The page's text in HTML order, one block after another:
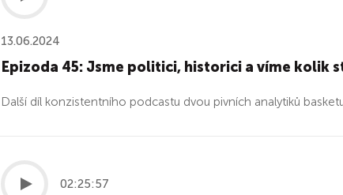
13.06.2024
Epizoda 45: Jsme politici, historici a víme kolik
Další díl konzistentního podcastu dvou pivních analytiků
02:25:57